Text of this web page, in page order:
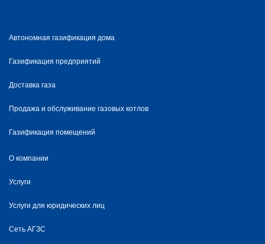
Автономная газификация дома
Газификация предприятий
Доставка газа
Продажа и обслуживание газовых котлов
Газификация помещений
О компании
Услуги
Услуги для юридических лиц
Сеть АГЗС